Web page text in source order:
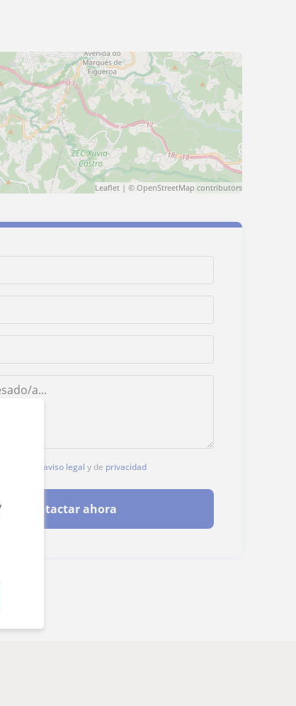
Leaflet| © OpenStreetMap contributors
aviso legal y de privacidad
Contactar ahora